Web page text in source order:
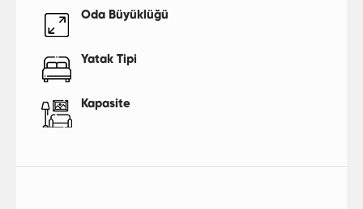
Oda Büyüklüğü
Yatak Tipi
Kapasite